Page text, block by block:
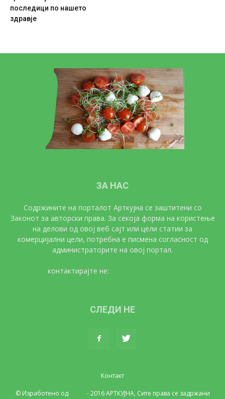
последици по нашето
здравје
ЗА НАС
Содржините на порталот Арткујна се заштитени со
Законот за авторски права. За секоја форма на користење
на делови од овој веб сајт или цели статии за
комерцијални цели, потребна е писмена согласност од
администраторите на овој портал.
контактирајте не:
СЛЕДИ НЕ
Контакт
© Изработено од - 2016 АРТКУЈНА, Сите права се задржани